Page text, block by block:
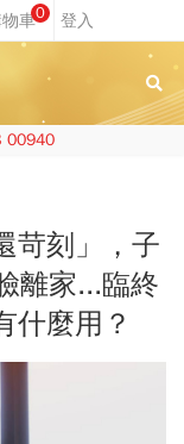
0
00940
苛刻」，子
離家...臨終
什麼用？